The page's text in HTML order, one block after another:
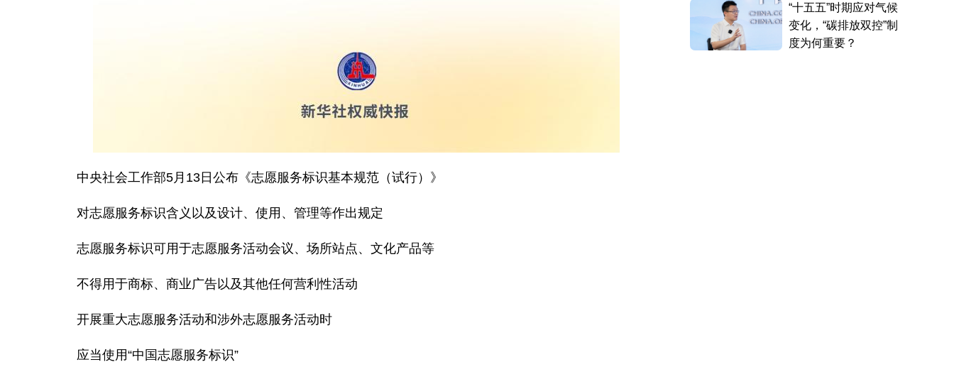
中央社会工作部5月13日公布《志愿服务标识基本规范（试行）》
对志愿服务标识含义以及设计、使用、管理等作出规定
志愿服务标识可用于志愿服务活动会议、场所站点、文化产品等
不得用于商标、商业广告以及其他任何营利性活动
开展重大志愿服务活动和涉外志愿服务活动时
应当使用“中国志愿服务标识”